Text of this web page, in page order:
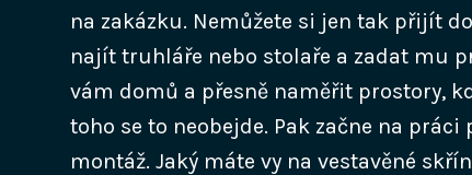
na zakázku. Nemůžete si jen tak přijít
najít truhláře nebo stolaře a zadat mu
vám domů a přesně naměřit prostory,
toho se to neobejde. Pak začne na
montáž. Jaký máte vy na vestavěné